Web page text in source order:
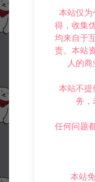
本站仅为
得，收集
均来自于
责。本站
人的
本站不提
务，
任何问题
本站